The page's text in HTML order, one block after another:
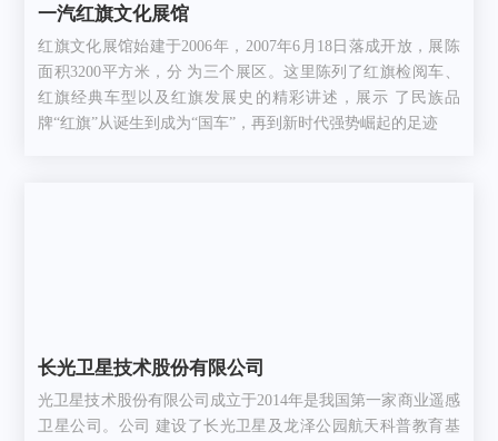
一汽红旗文化展馆
红旗文化展馆始建于2006年，2007年6月18日落成开放，展陈
面积3200平方米，分 为三个展区。这里陈列了红旗检阅车、
红旗经典车型以及红旗发展史的精彩讲述，展示 了民族品
牌“红旗”从诞生到成为“国车”，再到新时代强势崛起的足迹
长光卫星技术股份有限公司
光卫星技术股份有限公司成立于2014年是我国第一家商业遥感
卫星公司。公司 建设了长光卫星及龙泽公园航天科普教育基